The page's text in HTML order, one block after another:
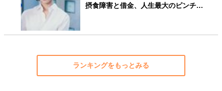
摂食障害と借金、人生最大のピンチ…
ランキングをもっとみる